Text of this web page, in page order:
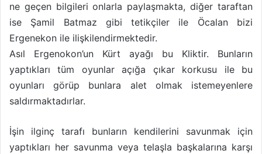
ne geçen bilgileri onlarla paylaşmakta, diğer taraftan
ise Şamil Batmaz gibi tetikçiler ile Öcalan bizi
Ergenekon ile ilişkilendirmektedir.
Asıl Ergenokon’un Kürt ayağı bu Kliktir. Bunların
yaptıkları tüm oyunlar açığa çıkar korkusu ile bu
oyunları görüp bunlara alet olmak istemeyenlere
saldırmaktadırlar.
İşin ilginç tarafı bunların kendilerini savunmak için
yaptıkları her savunma veya telaşla başkalarına karşı